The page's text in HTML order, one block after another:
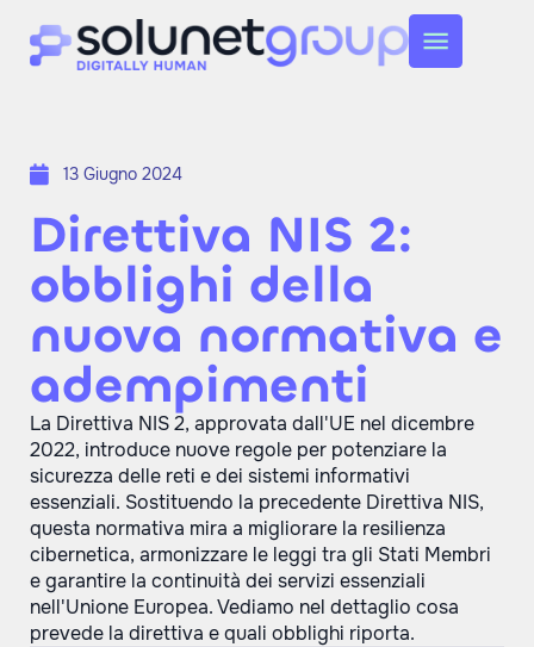
13 Giugno 2024
Direttiva NIS 2:
obblighi della
nuova normativa e
adempimenti
La Direttiva NIS 2, approvata dall'UE nel dicembre
2022, introduce nuove regole per potenziare la
sicurezza delle reti e dei sistemi informativi
essenziali. Sostituendo la precedente Direttiva NIS,
questa normativa mira a migliorare la resilienza
cibernetica, armonizzare le leggi tra gli Stati Membri
e garantire la continuità dei servizi essenziali
nell'Unione Europea. Vediamo nel dettaglio cosa
prevede la direttiva e quali obblighi riporta.